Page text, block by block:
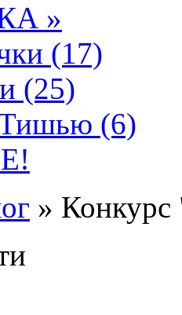
»
(17)
(25)
(6)
»